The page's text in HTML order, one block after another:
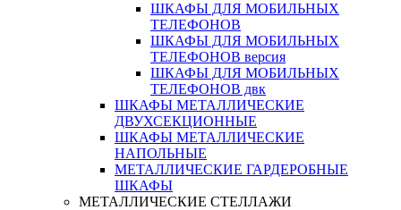
ШКАФЫ ДЛЯ МОБИЛЬНЫХ
ТЕЛЕФОНОВ
ШКАФЫ ДЛЯ МОБИЛЬНЫХ
ТЕЛЕФОНОВ версия
ШКАФЫ ДЛЯ МОБИЛЬНЫХ
ТЕЛЕФОНОВ двк
ШКАФЫ МЕТАЛЛИЧЕСКИЕ
ДВУХСЕКЦИОННЫЕ
ШКАФЫ МЕТАЛЛИЧЕСКИЕ
НАПОЛЬНЫЕ
МЕТАЛЛИЧЕСКИЕ ГАРДЕРОБНЫЕ
ШКАФЫ
МЕТАЛЛИЧЕСКИЕ СТЕЛЛАЖИ